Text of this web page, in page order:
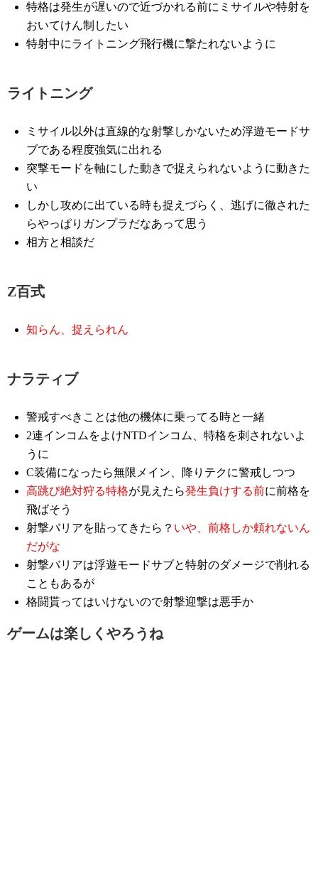
特格は発生が遅いので近づかれる前にミサイルや特射を
おいてけん制したい
特射中にライトニング飛行機に撃たれないように
ライトニング
ミサイル以外は直線的な射撃しかないため浮遊モードサ
ブである程度強気に出れる
突撃モードを軸にした動きで捉えられないように動きた
い
しかし攻めに出ている時も捉えづらく、逃げに徹された
らやっぱりガンプラだなあって思う
相方と相談だ
Z百式
知らん、捉えられん
ナラティブ
警戒すべきことは他の機体に乗ってる時と一緒
2連インコムをよけNTDインコム、特格を刺されないよ
うに
C装備になったら無限メイン、降りテクに警戒しつつ
高跳び絶対狩る特格が見えたら発生負けする前に前格を
飛ばそう
射撃バリアを貼ってきたら？ いや、前格しか頼れないん
だがな
射撃バリアは浮遊モードサブと特射のダメージで削れる
こともあるが
格闘貰ってはいけないので射撃迎撃は悪手か
ゲームは楽しくやろうね